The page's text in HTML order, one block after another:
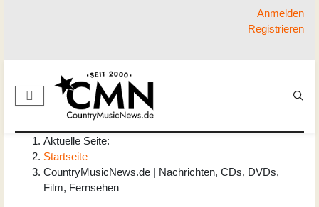
Anmelden
Registrieren
Aktuelle Seite:
Startseite
CountryMusicNews.de | Nachrichten, CDs, DVDs,
Film, Fernsehen